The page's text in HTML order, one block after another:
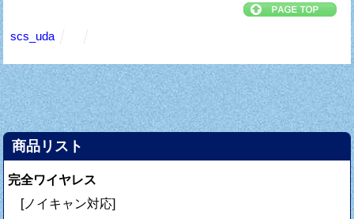
scs_uda
商品リスト
完全ワイヤレス
[ノイキャン対応]